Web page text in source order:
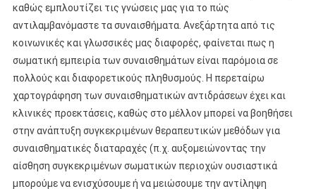
καθώς εμπλουτίζει τις γνώσεις μας για το πώς
αντιλαμβανόμαστε τα συναισθήματα. Ανεξάρτητα από τις
κοινωνικές και γλωσσικές μας διαφορές, φαίνεται πως η
σωματική εμπειρία των συναισθημάτων είναι παρόμοια σε
πολλούς και διαφορετικούς πληθυσμούς. Η περεταίρω
χαρτογράφηση των συναισθηματικών αντιδράσεων έχει και
κλινικές προεκτάσεις, καθώς στο μέλλον μπορεί να βοηθήσει
στην ανάπτυξη συγκεκριμένων θεραπευτικών μεθόδων για
συναισθηματικές διαταραχές (π.χ. αυξομειώνοντας την
αίσθηση συγκεκριμένων σωματικών περιοχών ουσιαστικά
μπορούμε να ενισχύσουμε ή να μειώσουμε την αντίληψη